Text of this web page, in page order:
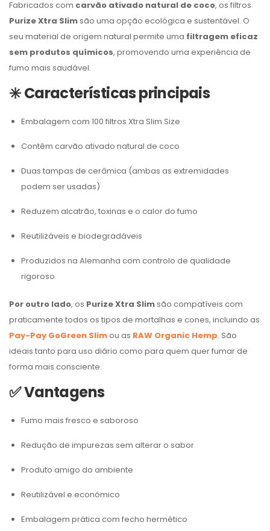
Fabricados com carvão ativado natural de coco, os filtros
Purize Xtra Slimsão uma opção ecológica e sustentável. O
seu material de origem natural permite uma filtragem eficaz
sem produtos químicos, promovendo uma experiência de
fumo mais saudável.
✳️Características principais
Embalagem com 100 filtros Xtra Slim Size
Contêm carvão ativado natural de coco
Duas tampas de cerâmica (ambas as extremidades
podem ser usadas)
Reduzem alcatrão, toxinas e o calor do fumo
Reutilizáveis e biodegradáveis
Produzidos na Alemanha com controlo de qualidade
rigoroso
Por outro lado, os Purize Xtra Slimsão compatíveis com
praticamente todos os tipos de mortalhas e cones, incluindo as
Pay-Pay GoGreen Slimou as RAW Organic Hemp. São
ideais tanto para uso diário como para quem quer fumar de
forma mais consciente.
✅Vantagens
Fumo mais fresco e saboroso
Redução de impurezas sem alterar o sabor
Produto amigo do ambiente
Reutilizável e económico
Embalagem prática com fecho hermético